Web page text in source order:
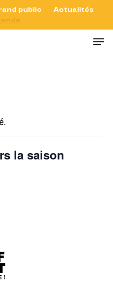
public
Actualités
la saison
Close
Menu